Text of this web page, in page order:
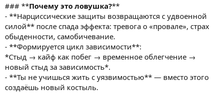
### **Почему это ловушка?**
- **Нарциссические защиты возвращаются с удвоенной
силой** после спада эффекта: тревога о «провале», страх
обыденности, самобичевание.
- **Формируется цикл зависимости**:
*Стыд → кайф как побег → временное облегчение →
новый стыд за зависимость*.
- **Ты не учишься жить с уязвимостью** — вместо этого
создаёшь новый костыль.